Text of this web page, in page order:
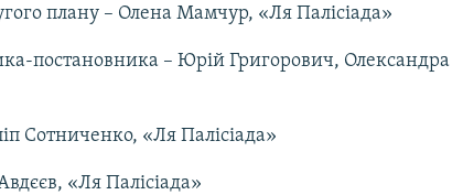
плану – Олена Мамчур, «Ля Палісіада»
постановника – Юрій Григорович, Олександра
Сотниченко, «Ля Палісіада»
«Ля Палісіада»